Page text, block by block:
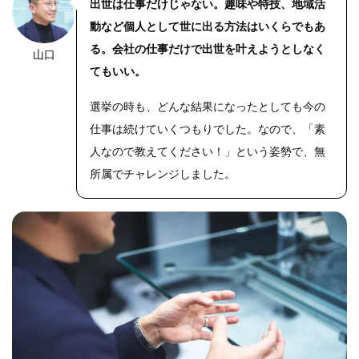
山口
出世は仕事だけじゃない。趣味や特技、地域活
動など個人として世に出る方法はいくらでもあ
る。会社の仕事だけで出世を叶えようとしなく
てもいい。
選挙の時も、どんな結果になったとしても今の
仕事は続けていくつもりでした。なので、「素
人なので教えてください！」という姿勢で、無
所属でチャレンジしました。